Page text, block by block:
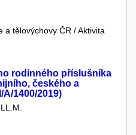
a tělovýchovy ČR / Aktivita
rodinného příslušníka
českého a
1400/2019)